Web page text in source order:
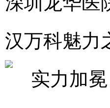
汉万科魅力